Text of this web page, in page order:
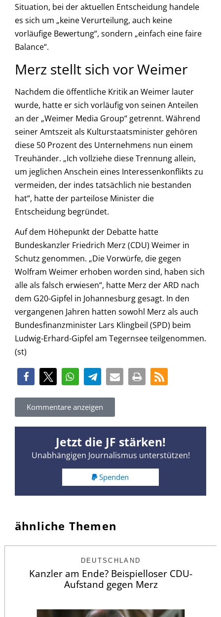
Situation, bei der aktuellen Entscheidung handele
es sich um „keine Verurteilung, auch keine
vorläufige Bewertung“, sondern „einfach eine faire
Balance“.
Merz stellt sich vor Weimer
Nachdem die öffentliche Kritik an Weimer lauter
wurde, hatte er sich vorläufig von seinen Anteilen
an der „Weimer Media Group“ getrennt. Während
seiner Amtszeit als Kulturstaatsminister gehören
diese 50 Prozent des Unternehmens nun einem
Treuhänder. „Ich vollziehe diese Trennung allein,
um jeglichen Anschein eines Interessenkonflikts zu
vermeiden, der indes tatsächlich nie bestanden
hat“, hatte der parteilose Minister die
Entscheidung begründet.
Auf dem Höhepunkt der Debatte hatte
Bundeskanzler Friedrich Merz (CDU) Weimer in
Schutz genommen. „Die Vorwürfe, die gegen
Wolfram Weimer erhoben worden sind, haben sich
alle als falsch erwiesen“, hatte Merz der ARD nach
dem G20-Gipfel in Johannesburg gesagt. In den
vergangenen Jahren hatten sowohl Merz als auch
Bundesfinanzminister Lars Klingbeil (SPD) beim
Ludwig-Erhard-Gipfel am Tegernsee teilgenommen.
(st)
Kommentare anzeigen
Jetzt die JF stärken!
Unabhängigen Journalismus unterstützen!
Spenden
ähnliche Themen
DEUTSCHLAND
Kanzler am Ende? Beispielloser CDU-
Aufstand gegen Merz